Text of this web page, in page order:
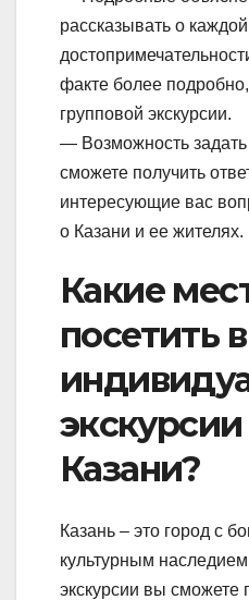
рассказывать о каждой
факте более
групповой экскурсии.
— Возможность
сможете получить
интересующие вас
о Казани и ее жителях.
Какие
посетить в
Казани?
Казань – это город с
культурным
экскурсии вы сможете